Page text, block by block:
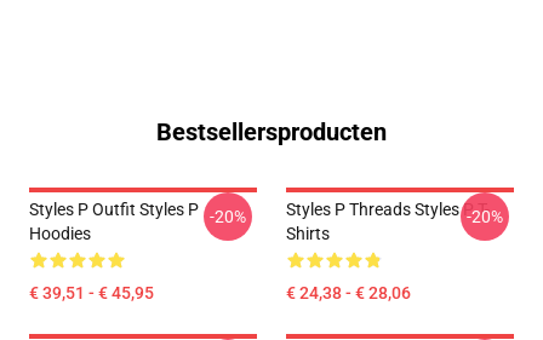
Bestsellersproducten
Styles P Outfit Styles P
Hoodies
€ 39,51 - € 45,95
-20%
Styles P Threads Styles P T-
Shirts
€ 24,38 - € 28,06
-20%